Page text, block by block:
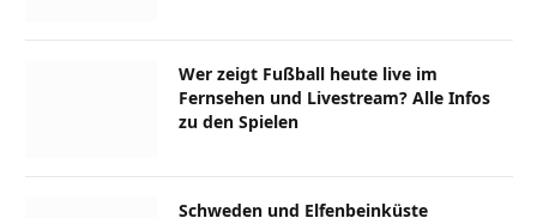
Wer zeigt Fußball heute live im
Fernsehen und Livestream? Alle Infos
zu den Spielen
Schweden und Elfenbeinküste